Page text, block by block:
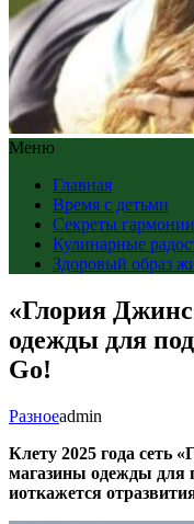
Меню
Главная
Время с детьми
Секреты гармонии
Кулинарные
Здоровый образ
«Глория
одежды для
Go!
Разноеadmin
Клету 2025 года сеть
магазины одежды для
иоткажется